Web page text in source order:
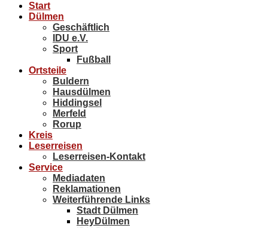
Start
Dülmen
Geschäftlich
IDU e.V.
Sport
Fußball
Ortsteile
Buldern
Hausdülmen
Hiddingsel
Merfeld
Rorup
Kreis
Leserreisen
Leserreisen-Kontakt
Service
Mediadaten
Reklamationen
Weiterführende Links
Stadt Dülmen
HeyDülmen